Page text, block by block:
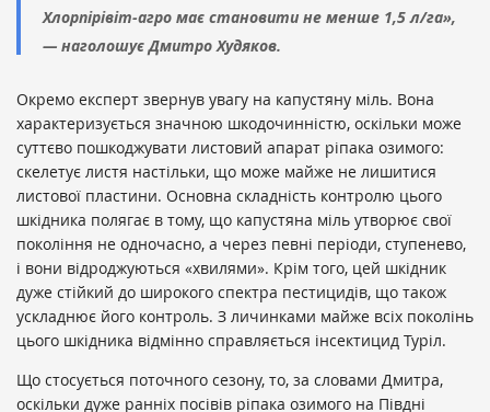
Хлорпірівіт-агро має становити не менше 1,5 л/га»,
— наголошує Дмитро Худяков.
Окремо експерт звернув увагу на капустяну міль. Вона
характеризується значною шкодочинністю, оскільки може
суттєво пошкоджувати листовий апарат ріпака озимого:
скелетує листя настільки, що може майже не лишитися
листової пластини. Основна складність контролю цього
шкідника полягає в тому, що капустяна міль утворює свої
покоління не одночасно, а через певні періоди, ступенево,
і вони відроджуються «хвилями». Крім того, цей шкідник
дуже стійкий до широкого спектра пестицидів, що також
ускладнює його контроль. З личинками майже всіх поколінь
цього шкідника відмінно справляється інсектицид Туріл.
Що стосується поточного сезону, то, за словами Дмитра,
оскільки дуже ранніх посівів ріпака озимого на Півдні